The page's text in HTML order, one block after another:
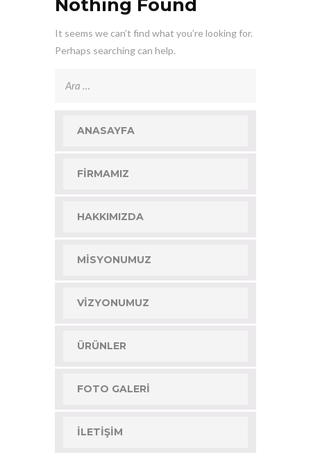
Nothing Found
It seems we can’t find what you’re looking for.
Perhaps searching can help.
ANASAYFA
FIRMAMIZ
HAKKIMIZDA
MISYONUMUZ
VIZYONUMUZ
ÜRÜNLER
FOTO GALERI
İLETIŞIM